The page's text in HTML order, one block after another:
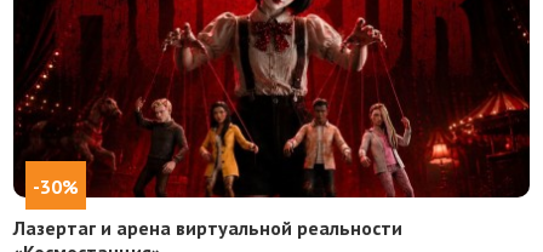
-30%
Лазертаг и арена виртуальной реальности